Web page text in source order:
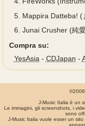
5. Mappira Datteba! (
6. Junai Crusher (純
Compra su:
YesAsia - CDJapan -
J-Music Italia è un
Le immagini, gli screenshots, i
sono
J-Music Italia vuole esser un